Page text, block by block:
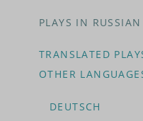
PLAYS IN RUSSIAN
TRANSLATED
OTHER
DEUTSCH